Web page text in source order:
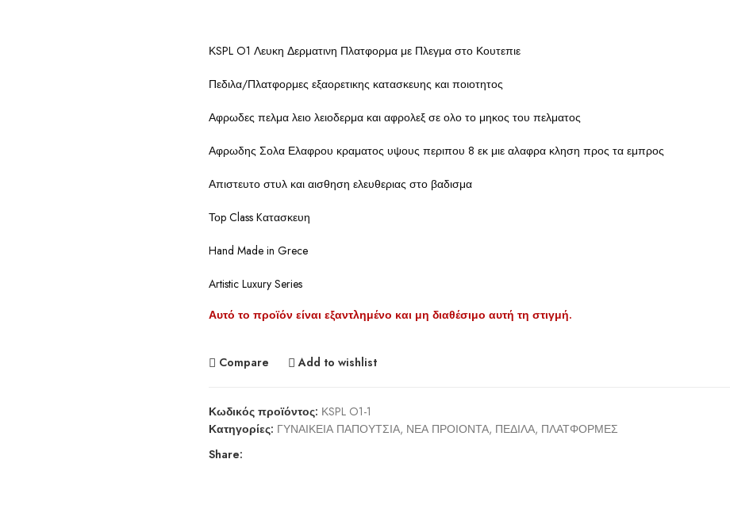
ΚSPL O1 Λευκη Δερματινη Πλατφορμα με Πλεγμα στο Κουτεπιε
Πεδιλα/Πλατφορμες εξαορετικης κατασκευης και ποιοτητος
Αφρωδες πελμα λειο λειοδερμα και αφρολεξ σε ολο το μηκος του πελματος
Αφρωδης Σολα Ελαφρου κραματος υψους περιπου 8 εκ μιε αλαφρα κληση προς τα εμπρος
Απιστευτο στυλ και αισθηση ελευθεριας στο βαδισμα
Τοp Class Kατασκευη
Hand Made in Grece
Artistic Luxury Series
Αυτό το προϊόν είναι εξαντλημένο και μη διαθέσιμο αυτή τη στιγμή.
Compare Add to wishlist
Κωδικός προϊόντος: ΚSPL O1-1
Κατηγορίες: ΓΥΝΑΙΚΕΙΑ ΠΑΠΟΥΤΣΙΑ, ΝΕΑ ΠΡΟΙΟΝΤΑ, ΠΕΔΙΛΑ, ΠΛΑΤΦΟΡΜΕΣ
Share: